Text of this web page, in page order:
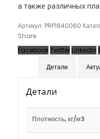
а также различных
Артикул: PRP1840060
Share
FacebookTwitter LinkedIn
Детали
Детали
Плотность, кг/м3